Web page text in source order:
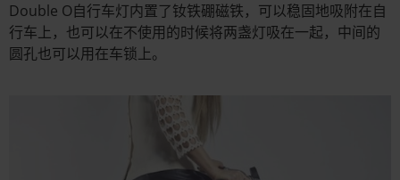
Double O自行车灯内置了钕铁硼磁铁，可以稳固地吸附在自
行车上，也可以在不使用的时候将两盏灯吸在一起，中间的
圆孔也可以用在车锁上。